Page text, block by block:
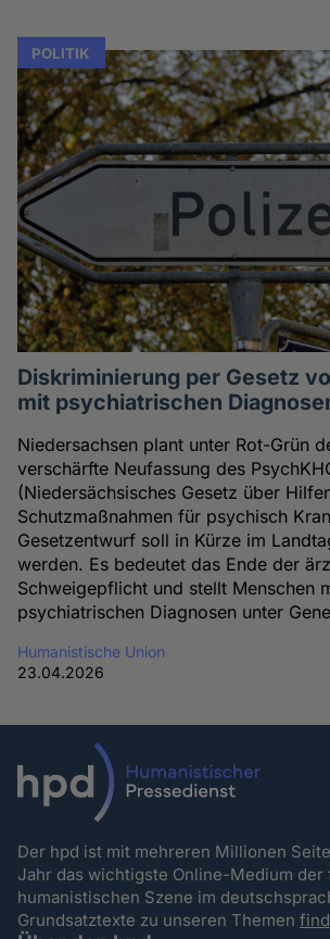
POLITIK
Diskriminierung per Gesetz
mit psychiatrischen
Niedersachsen plant unter Rot-Grün
verschärfte Neufassung des
(Niedersächsisches Gesetz über
Schutzmaßnahmen für psychisch
Gesetzentwurf soll in Kürze im
werden. Es bedeutet das Ende der
Schweigepflicht und stellt Menschen
psychiatrischen Diagnosen unter
Humanistische Union
23.04.2026
Der hpd ist mit mehreren Millionen
Jahr das wichtigste Online-Medium
humanistischen Szene im
Grundsatztexte zu unseren Themen